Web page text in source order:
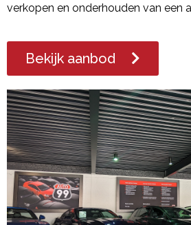
verkopen en onderhouden van een
Bekijk aanbod